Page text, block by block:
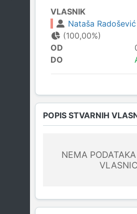
VLASNIK
Nataša Radošević
(100,00%)
OD
DO
POPIS STVARNIH
NEMA